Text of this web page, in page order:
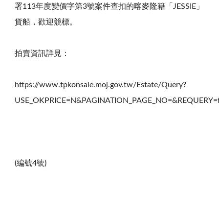
署113年度變價字第3號案件查扣的喀麥隆籍「 JESSIE 」
貨船，歡迎競標。
拍賣資訊詳見：
https://www.tpkonsale.moj.gov.tw/Estate/Query?
(編號4號)